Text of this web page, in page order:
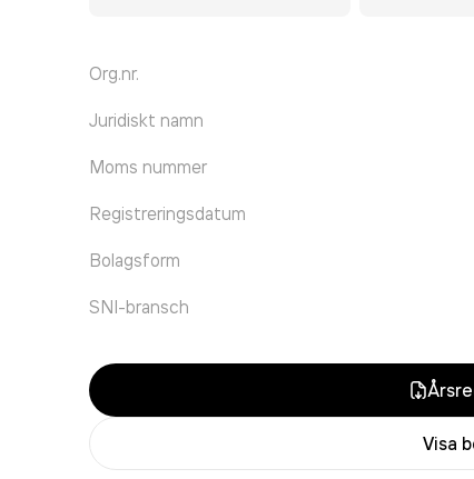
Org.nr.
Juridiskt namn
Moms nummer
Registreringsdatum
Bolagsform
SNI-bransch
Visa